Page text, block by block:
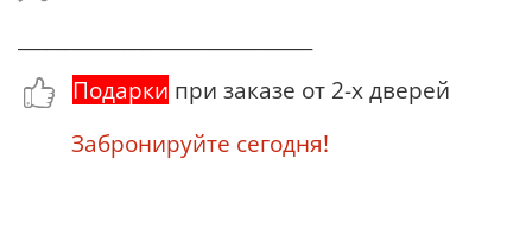
Подарки при заказе от 2-х дверей
Забронируйте сегодня!